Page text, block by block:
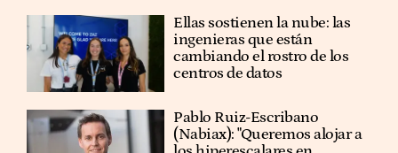
Ellas sostienen la nube: las
ingenieras que están
cambiando el rostro de los
centros de datos
Pablo Ruiz-Escribano
(Nabiax): "Queremos alojar a